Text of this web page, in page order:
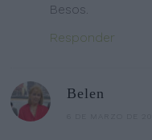
Besos.
Responder
Belen